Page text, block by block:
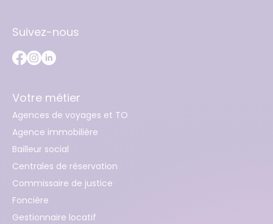
Suivez-nous
Votre métier
Agences de voyages et TO
Agence immobilière
Bailleur social
Centrales de réservation
Commissaire de justice
Foncière
Gestionnaire locatif